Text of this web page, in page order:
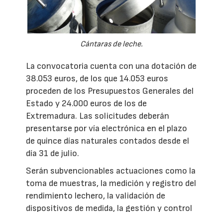
Cántaras de leche.
La convocatoria cuenta con una dotación de
38.053 euros, de los que 14.053 euros
proceden de los Presupuestos Generales del
Estado y 24.000 euros de los de
Extremadura. Las solicitudes deberán
presentarse por vía electrónica en el plazo
de quince días naturales contados desde el
día 31 de julio.
Serán subvencionables actuaciones como la
toma de muestras, la medición y registro del
rendimiento lechero, la validación de
dispositivos de medida, la gestión y control